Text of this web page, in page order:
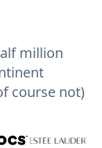
million
course not)